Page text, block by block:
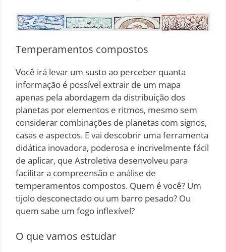
Temperamentos compostos
Você irá levar um susto ao perceber quanta
informação é possível extrair de um mapa
apenas pela abordagem da distribuição dos
planetas por elementos e ritmos, mesmo sem
considerar combinações de planetas com signos,
casas e aspectos. E vai descobrir uma ferramenta
didática inovadora, poderosa e incrivelmente fácil
de aplicar, que Astroletiva desenvolveu para
facilitar a compreensão e análise de
temperamentos compostos. Quem é você? Um
tijolo desconectado ou um barro pesado? Ou
quem sabe um fogo inflexível?
O que vamos estudar